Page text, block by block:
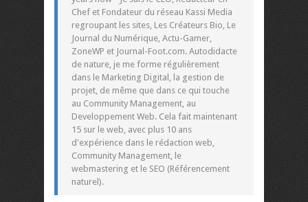
Chef et Fondateur du réseau Kassi Media
regroupant les sites, Les Créateurs Bio, Le
Journal du Numérique, Actu-Gamer,
ZoneWP et Journal-Foot.com. Autodidacte
de nature, je me forme régulièrement
dans le Marketing Digital, la gestion de
projet, de même que dans ce qui touche
au Community Management, au
Developpement Web. Cela fait maintenant
15 sur le web, avec plus 10 ans
d'expérience dans le rédaction web,
Community Management, le
webmastering et le SEO (Référencement
naturel).